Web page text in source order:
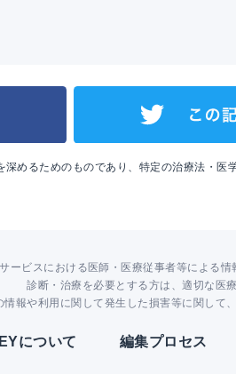
めるためのものであり、特定の治療法・医
ービスにおける医師・医療従事者等による
診断・治療を必要とする方は、適切な医
情報や利用に関して発生した損害等に関して
について 編集プロセス